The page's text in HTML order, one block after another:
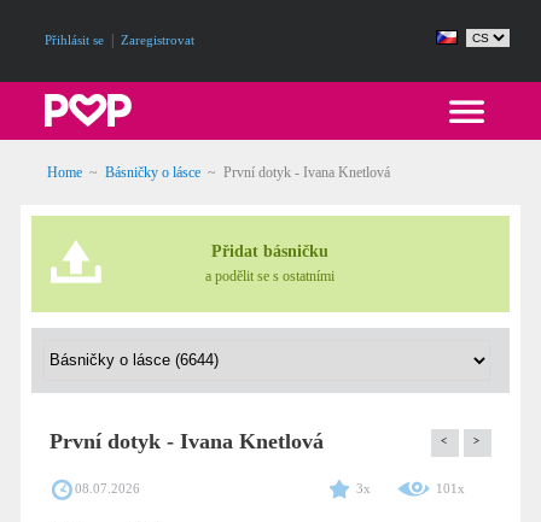
Přihlásit se Zaregistrovat
Home ~ Básničky o lásce ~ První dotyk - Ivana Knetlová
Přidat básničku
a podělit se s ostatními
První dotyk - Ivana Knetlová < >
08.07.2026 3x 101x